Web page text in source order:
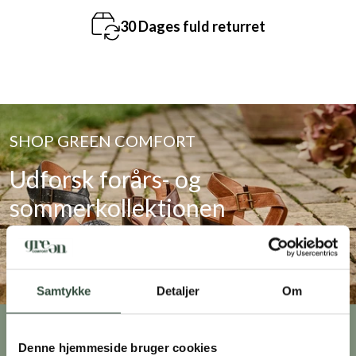
Samtykke Detaljer Om
Denne hjemmeside bruger cookies
30 Dages fuld returret
SHOP GREEN COMFORT
Udforsk forårs- og
sommerkollektionen
KLUB GREEN COMFORT